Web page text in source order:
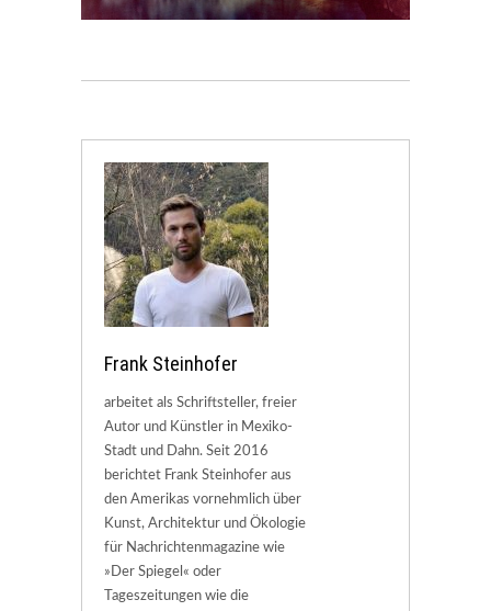
Frank Steinhofer
arbeitet als Schriftsteller, freier
Autor und Künstler in Mexiko-
Stadt und Dahn. Seit 2016
berichtet Frank Steinhofer aus
den Amerikas vornehmlich über
Kunst, Architektur und Ökologie
für Nachrichtenmagazine wie
»Der Spiegel« oder
Tageszeitungen wie die